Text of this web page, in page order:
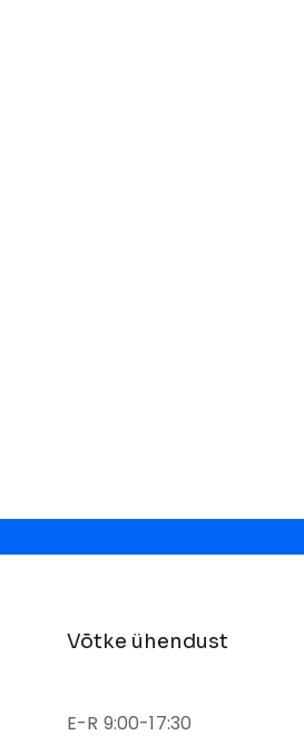
Võtke ühendust
E-R 9:00-17:30